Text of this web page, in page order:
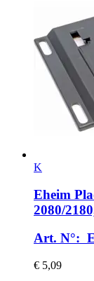
K
Eheim
2080/
Art. N°:
€ 5,09